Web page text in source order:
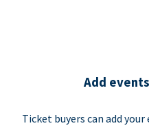
Add
Ticket buyers can add